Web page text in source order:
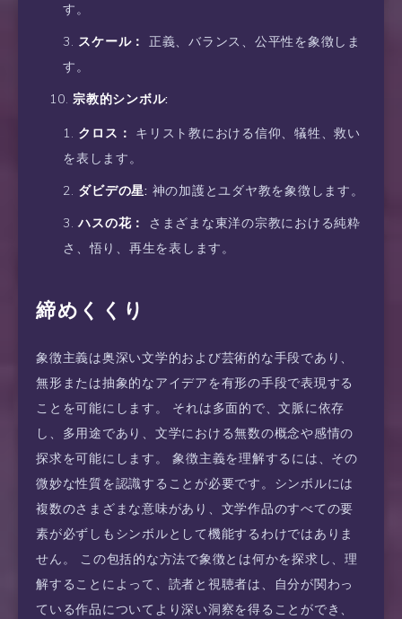
す。
スケール：
正義、バランス、公平性を象徴しま
す。
宗教的シンボル:
クロス：
キリスト教における信仰、犠牲、救い
を表します。
ダビデの星: 神の加護とユダヤ教を象徴します。
ハスの花：
さまざまな東洋の宗教における純粋
さ、悟り、再生を表します。
締めくくり
象徴主義は奥深い文学的および芸術的な手段であり、
無形または抽象的なアイデアを有形の手段で表現する
ことを可能にします。 それは多面的で、文脈に依存
し、多用途であり、文学における無数の概念や感情の
探求を可能にします。 象徴主義を理解するには、その
微妙な性質を認識することが必要です。シンボルには
複数のさまざまな意味があり、文学作品のすべての要
素が必ずしもシンボルとして機能するわけではありま
せん。 この包括的な方法で象徴とは何かを探求し、理
解することによって、読者と視聴者は、自分が関わっ
ている作品についてより深い洞察を得ることができ、